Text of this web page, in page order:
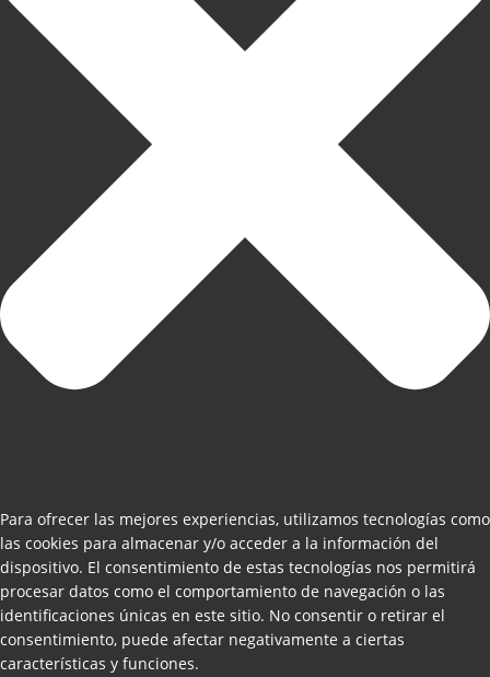
Para ofrecer las mejores experiencias, utilizamos tecnologías como
las cookies para almacenar y/o acceder a la información del
dispositivo. El consentimiento de estas tecnologías nos permitirá
procesar datos como el comportamiento de navegación o las
identificaciones únicas en este sitio. No consentir o retirar el
consentimiento, puede afectar negativamente a ciertas
características y funciones.